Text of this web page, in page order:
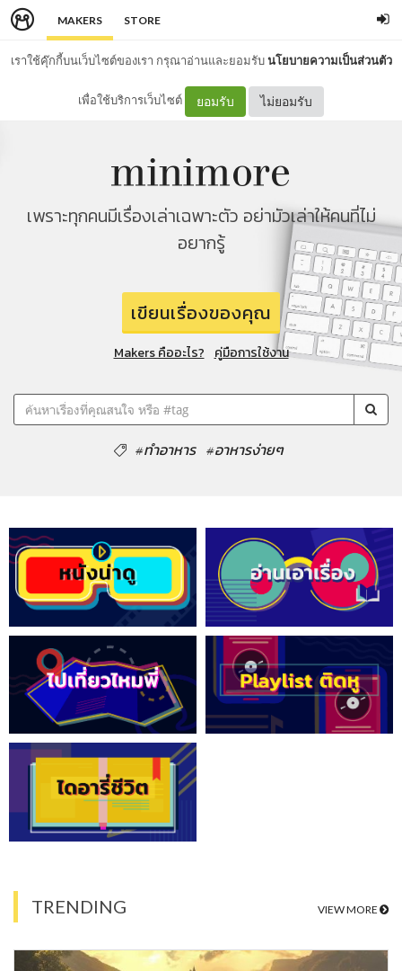
MAKERS STORE
เราใช้คุ๊กกี้บนเว็บไซต์ของเรา กรุณาอ่านและยอมรับนโยบายความเป็นส่วนตัว
เพื่อใช้บริการเว็บไซต์ ยอมรับ ไม่ยอมรับ
เพราะทุกคนมีเรื่องเล่าเฉพาะตัว อย่ามัวเล่าให้คนที่ไม่
อยากรู้
เขียนเรื่องของคุณ
Makers คืออะไร? คู่มือการใช้งาน
#ทำอาหาร #อาหารง่ายๆ
TRENDING VIEW MORE